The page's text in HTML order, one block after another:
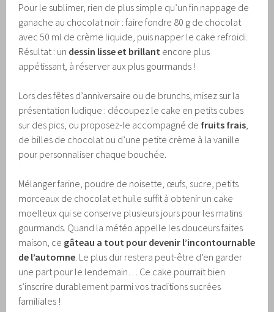
Pour le sublimer, rien de plus simple qu’un fin nappage de
ganache au chocolat noir : faire fondre 80 g de chocolat
avec 50 ml de crème liquide, puis napper le cake refroidi.
Résultat : un dessin lisse et brillant encore plus
appétissant, à réserver aux plus gourmands !
Lors des fêtes d’anniversaire ou de brunchs, misez sur la
présentation ludique : découpez le cake en petits cubes
sur des pics, ou proposez-le accompagné de fruits frais
de billes de chocolat ou d’une petite crème à la vanille
pour personnaliser chaque bouchée.
Mélanger farine, poudre de noisette, œufs, sucre, petits
morceaux de chocolat et huile suffit à obtenir un cake
moelleux qui se conserve plusieurs jours pour les matins
gourmands. Quand la météo appelle les douceurs faites
maison, ce gâteau a tout pour devenir l’incontournable
de l’automne . Le plus dur restera peut-être d’en garder
une part pour le lendemain… Ce cake pourrait bien
s’inscrire durablement parmi vos traditions sucrées
familiales !